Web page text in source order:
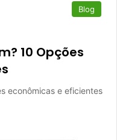
Blog
10 Opções
econômicas e eficientes